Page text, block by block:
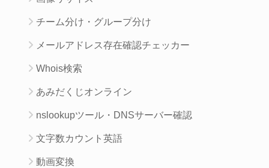
チーム分け・グループ分け
メールアドレス存在確認チェッカー
Whois検索
あみだくじオンライン
nslookupツール・DNSサーバー確認
文字数カウント英語
動画変換